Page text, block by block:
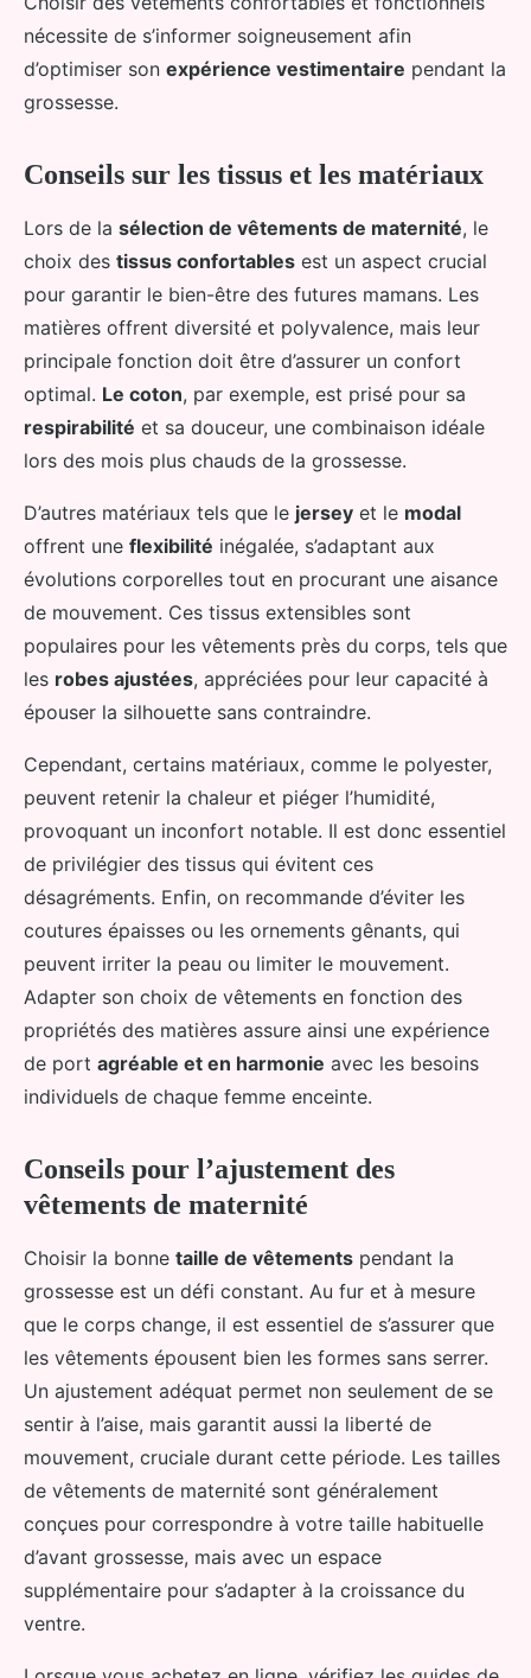
nécessite de s’informer soigneusement afin
d’optimiser son expérience vestimentaire pendant la
grossesse.
Conseils sur les tissus et les matériaux
Lors de la sélection de vêtements de maternité, le
choix des tissus confortables est un aspect crucial
pour garantir le bien-être des futures mamans. Les
matières offrent diversité et polyvalence, mais leur
principale fonction doit être d’assurer un confort
optimal. Le coton, par exemple, est prisé pour sa
respirabilité et sa douceur, une combinaison idéale
lors des mois plus chauds de la grossesse.
D’autres matériaux tels que le jersey et le modal
offrent une flexibilité inégalée, s’adaptant aux
évolutions corporelles tout en procurant une aisance
de mouvement. Ces tissus extensibles sont
populaires pour les vêtements près du corps, tels que
les robes ajustées, appréciées pour leur capacité à
épouser la silhouette sans contraindre.
Cependant, certains matériaux, comme le polyester,
peuvent retenir la chaleur et piéger l’humidité,
provoquant un inconfort notable. Il est donc essentiel
de privilégier des tissus qui évitent ces
désagréments. Enfin, on recommande d’éviter les
coutures épaisses ou les ornements gênants, qui
peuvent irriter la peau ou limiter le mouvement.
Adapter son choix de vêtements en fonction des
propriétés des matières assure ainsi une expérience
de port agréable et en harmonie avec les besoins
individuels de chaque femme enceinte.
Conseils pour l’ajustement des
vêtements de maternité
Choisir la bonne taille de vêtements pendant la
grossesse est un défi constant. Au fur et à mesure
que le corps change, il est essentiel de s’assurer que
les vêtements épousent bien les formes sans serrer.
Un ajustement adéquat permet non seulement de se
sentir à l’aise, mais garantit aussi la liberté de
mouvement, cruciale durant cette période. Les tailles
de vêtements de maternité sont généralement
conçues pour correspondre à votre taille habituelle
d’avant grossesse, mais avec un espace
supplémentaire pour s’adapter à la croissance du
ventre.